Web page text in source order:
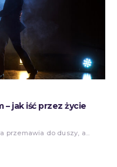
jak iść przez życie
przemawia do duszy, a...